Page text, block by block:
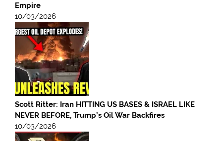
Empire
10/03/2026
Scott Ritter: Iran HITTING US BASES & ISRAEL LIKE
NEVER BEFORE, Trump’s Oil War Backfires
10/03/2026